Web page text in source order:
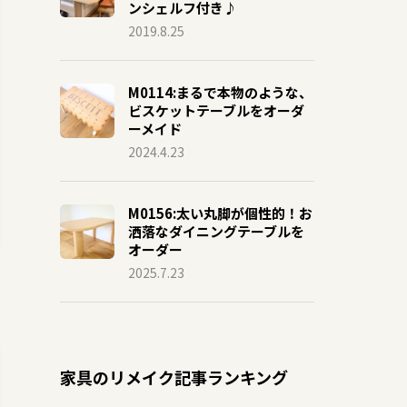
ンシェルフ付き♪
2019.8.25
M0114:まるで本物のような、
ビスケットテーブルをオーダ
ーメイド
2024.4.23
M0156:太い丸脚が個性的！お
洒落なダイニングテーブルを
オーダー
2025.7.23
家具のリメイク記事ランキング